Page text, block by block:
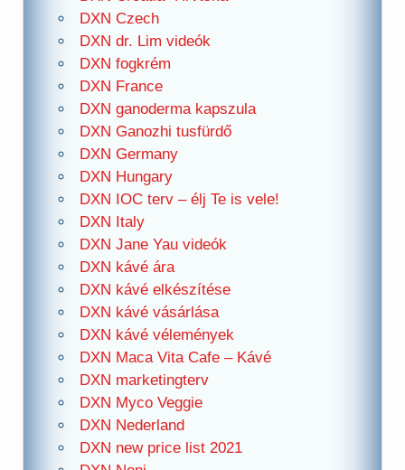
DXN Czech
DXN dr. Lim videók
DXN fogkrém
DXN France
DXN ganoderma kapszula
DXN Ganozhi tusfürdő
DXN Germany
DXN Hungary
DXN IOC terv – élj Te is vele!
DXN Italy
DXN Jane Yau videók
DXN kávé ára
DXN kávé elkészítése
DXN kávé vásárlása
DXN kávé vélemények
DXN Maca Vita Cafe – Kávé
DXN marketingterv
DXN Myco Veggie
DXN Nederland
DXN new price list 2021